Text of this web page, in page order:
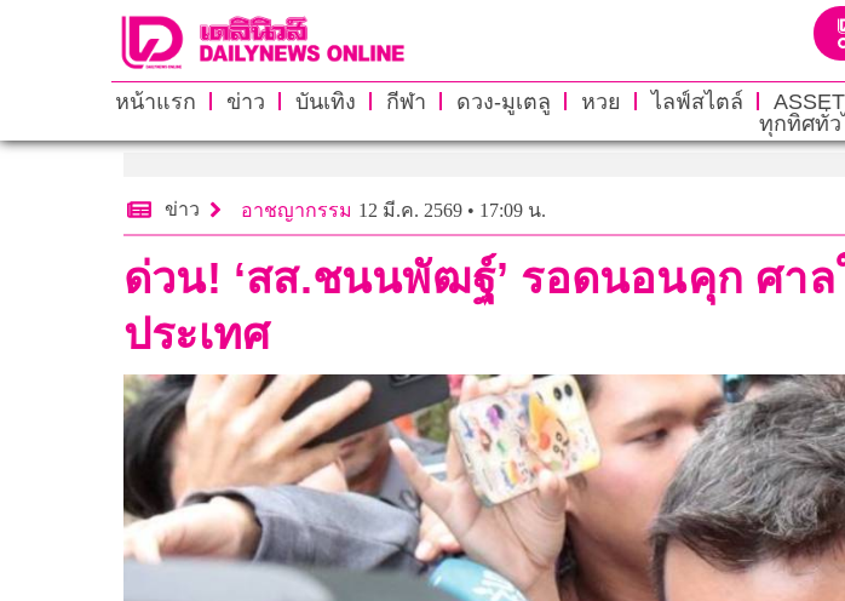
หน้าแรก ข่าว บันเทิง กีฬา ดวง-มูเตลู หวย ไลฟ์สไตล์ ASSET
ทุกทิศทั่ว
ข่าว อาชญากรรม 12 มี.ค. 2569 • 17:09 น.
ด่วน! ‘สส.ชนนพัฒฐ์’ รอดนอนคุก ศา
ประเทศ